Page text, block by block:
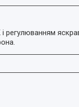
регулюванням